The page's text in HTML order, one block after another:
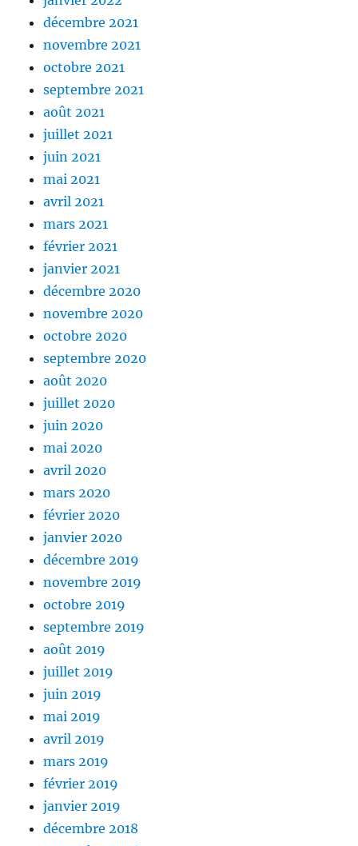
décembre 2021
novembre 2021
octobre 2021
septembre 2021
août 2021
juillet 2021
juin 2021
mai 2021
avril 2021
mars 2021
février 2021
janvier 2021
décembre 2020
novembre 2020
octobre 2020
septembre 2020
août 2020
juillet 2020
juin 2020
mai 2020
avril 2020
mars 2020
février 2020
janvier 2020
décembre 2019
novembre 2019
octobre 2019
septembre 2019
août 2019
juillet 2019
juin 2019
mai 2019
avril 2019
mars 2019
février 2019
janvier 2019
décembre 2018